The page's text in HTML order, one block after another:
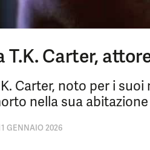
Carter, attore
Carter, noto per i
nella sua
GENNAIO 2026